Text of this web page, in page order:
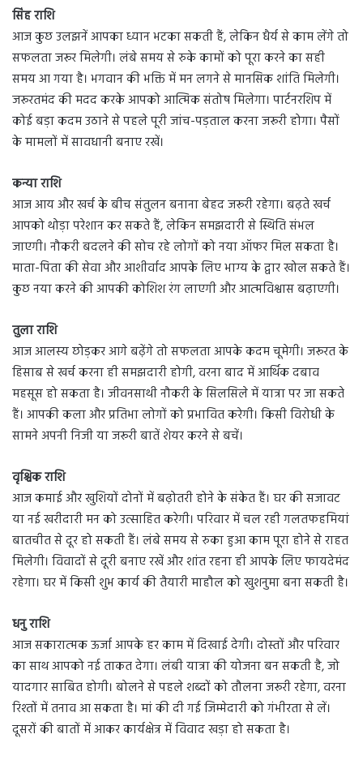
सिंह राशि
आज कुछ उलझनें आपका ध्यान भटका सकती हैं, लेकिन धैर्य से काम लेंगे तो
सफलता जरूर मिलेगी। लंबे समय से रुके कामों को पूरा करने का सही
समय आ गया है। भगवान की भक्ति में मन लगने से मानसिक शांति मिलेगी।
जरूरतमंद की मदद करके आपको आत्मिक संतोष मिलेगा। पार्टनरशिप में
कोई बड़ा कदम उठाने से पहले पूरी जांच-पड़ताल करना जरूरी होगा। पैसों
के मामलों में सावधानी बनाए रखें।
कन्या राशि
आज आय और खर्च के बीच संतुलन बनाना बेहद जरूरी रहेगा। बढ़ते खर्च
आपको थोड़ा परेशान कर सकते हैं, लेकिन समझदारी से स्थिति संभल
जाएगी। नौकरी बदलने की सोच रहे लोगों को नया ऑफर मिल सकता है।
माता-पिता की सेवा और आशीर्वाद आपके लिए भाग्य के द्वार खोल सकते हैं।
कुछ नया करने की आपकी कोशिश रंग लाएगी और आत्मविश्वास बढ़ाएगी।
तुला राशि
आज आलस्य छोड़कर आगे बढ़ेंगे तो सफलता आपके कदम चूमेगी। जरूरत के
हिसाब से खर्च करना ही समझदारी होगी, वरना बाद में आर्थिक दबाव
महसूस हो सकता है। जीवनसाथी नौकरी के सिलसिले में यात्रा पर जा सकते
हैं। आपकी कला और प्रतिभा लोगों को प्रभावित करेगी। किसी विरोधी के
सामने अपनी निजी या जरूरी बातें शेयर करने से बचें।
वृश्चिक राशि
आज कमाई और खुशियों दोनों में बढ़ोतरी होने के संकेत हैं। घर की सजावट
या नई खरीदारी मन को उत्साहित करेगी। परिवार में चल रही गलतफहमियां
बातचीत से दूर हो सकती हैं। लंबे समय से रुका हुआ काम पूरा होने से राहत
मिलेगी। विवादों से दूरी बनाए रखें और शांत रहना ही आपके लिए फायदेमंद
रहेगा। घर में किसी शुभ कार्य की तैयारी माहौल को खुशनुमा बना सकती है।
धनु राशि
आज सकारात्मक ऊर्जा आपके हर काम में दिखाई देगी। दोस्तों और परिवार
का साथ आपको नई ताकत देगा। लंबी यात्रा की योजना बन सकती है, जो
यादगार साबित होगी। बोलने से पहले शब्दों को तौलना जरूरी रहेगा, वरना
रिश्तों में तनाव आ सकता है। मां की दी गई जिम्मेदारी को गंभीरता से लें।
दूसरों की बातों में आकर कार्यक्षेत्र में विवाद खड़ा हो सकता है।